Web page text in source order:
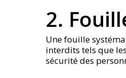
2.
Une fouille
interdits tels que
sécurité des